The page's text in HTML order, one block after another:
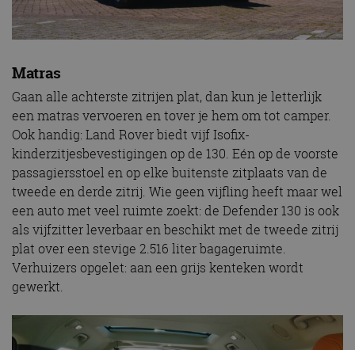
Matras
Gaan alle achterste zitrijen plat, dan kun je letterlijk
een matras vervoeren en tover je hem om tot camper.
Ook handig: Land Rover biedt vijf Isofix-
kinderzitjesbevestigingen op de 130. Eén op de voorste
passagiersstoel en op elke buitenste zitplaats van de
tweede en derde zitrij. Wie geen vijfling heeft maar wel
een auto met veel ruimte zoekt: de Defender 130 is ook
als vijfzitter leverbaar en beschikt met de tweede zitrij
plat over een stevige 2.516 liter bagageruimte.
Verhuizers opgelet: aan een grijs kenteken wordt
gewerkt.